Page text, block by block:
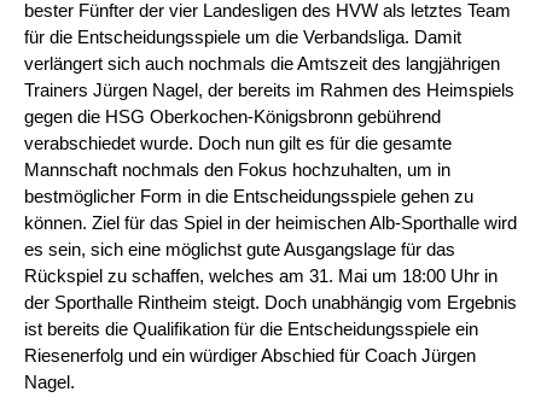
bester Fünfter der vier Landesligen des HVW als letztes Team
für die Entscheidungsspiele um die Verbandsliga. Damit
verlängert sich auch nochmals die Amtszeit des langjährigen
Trainers Jürgen Nagel, der bereits im Rahmen des Heimspiels
gegen die HSG Oberkochen-Königsbronn gebührend
verabschiedet wurde. Doch nun gilt es für die gesamte
Mannschaft nochmals den Fokus hochzuhalten, um in
bestmöglicher Form in die Entscheidungsspiele gehen zu
können. Ziel für das Spiel in der heimischen Alb-Sporthalle wird
es sein, sich eine möglichst gute Ausgangslage für das
Rückspiel zu schaffen, welches am 31. Mai um 18:00 Uhr in
der Sporthalle Rintheim steigt. Doch unabhängig vom Ergebnis
ist bereits die Qualifikation für die Entscheidungsspiele ein
Riesenerfolg und ein würdiger Abschied für Coach Jürgen
Nagel.